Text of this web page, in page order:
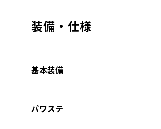
装備・仕様
基本装備
パワステ